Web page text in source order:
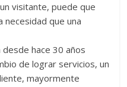
visitante, puede que
necesidad que una
desde hace 30 años
de lograr servicios, un
mayormente